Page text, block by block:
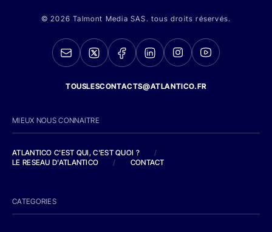
© 2026 Talmont Media SAS. tous droits réservés.
TOUSLESCONTACTS@ATLANTICO.FR
MIEUX NOUS CONNAITRE
ATLANTICO C'EST QUI, C'EST QUOI ?
/
LE RESEAU D'ATLANTICO
/ CONTACT
CATEGORIES